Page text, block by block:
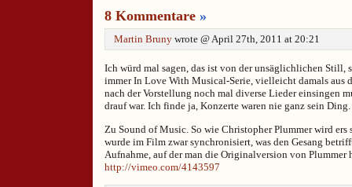
8 Kommentare »
Martin Bruny wrote @ April 27th, 2011 at 20:21
Ich würd mal sagen, das ist von der unsäglichlichen Still,
immer In Love With Musical-Serie, vielleicht damals aus
nach der Vorstellung noch mal diverse Lieder einsingen
drauf war. Ich finde ja, Konzerte waren nie ganz sein Ding.
Zu Sound of Music. So wie Christopher Plummer wird ers
wurde im Film zwar synchronisiert, was den Gesang
Aufnahme, auf der man die Originalversion von Plummer
http://vimeo.com/4143597